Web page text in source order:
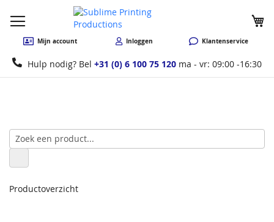
Mijn account Inloggen Klantenservice
Hulp nodig? Bel +31 (0) 6 100 75 120 ma - vr: 09:00 -16:30
Productoverzicht